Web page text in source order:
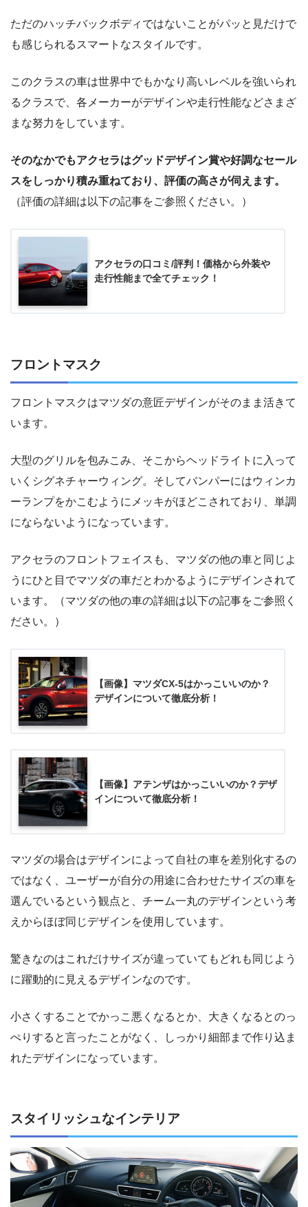
ただのハッチバックボディではないことがパッと見だけで
も感じられるスマートなスタイルです。
このクラスの車は世界中でもかなり高いレベルを強いられ
るクラスで、各メーカーがデザインや走行性能などさまざ
まな努力をしています。
そのなかでもアクセラはグッドデザイン賞や好調なセール
スをしっかり積み重ねており、評価の高さが伺えます。
（評価の詳細は以下の記事をご参照ください。）
アクセラの口コミ/評判！価格から外装や
走行性能まで全てチェック！
フロントマスク
フロントマスクはマツダの意匠デザインがそのまま活きて
います。
大型のグリルを包みこみ、そこからヘッドライトに入って
いくシグネチャーウィング。そしてバンパーにはウィンカ
ーランプをかこむようにメッキがほどこされており、単調
にならないようになっています。
アクセラのフロントフェイスも、マツダの他の車と同じよ
うにひと目でマツダの車だとわかるようにデザインされて
います。（マツダの他の車の詳細は以下の記事をご参照く
ださい。）
【画像】マツダCX-5はかっこいいのか？
デザインについて徹底分析！
【画像】アテンザはかっこいいのか？デザ
インについて徹底分析！
マツダの場合はデザインによって自社の車を差別化するの
ではなく、ユーザーが自分の用途に合わせたサイズの車を
選んでいるという観点と、チーム一丸のデザインという考
えからほぼ同じデザインを使用しています。
驚きなのはこれだけサイズが違っていてもどれも同じよう
に躍動的に見えるデザインなのです。
小さくすることでかっこ悪くなるとか、大きくなるとのっ
ぺりすると言ったことがなく、しっかり細部まで作り込ま
れたデザインになっています。
スタイリッシュなインテリア